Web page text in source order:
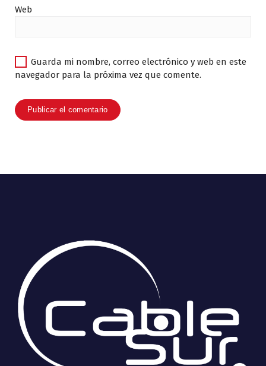
Web
Guarda mi nombre, correo electrónico y web en este
navegador para la próxima vez que comente.